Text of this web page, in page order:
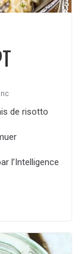
de risotto
l’Intelligence